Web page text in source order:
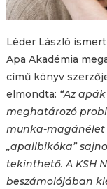
Léder László
Apa Akadémia
című könyv
elmondta: “Az
meghatározó
munka-magánélet
„apalibikóka”
tekinthető. A KSH
beszámolójában